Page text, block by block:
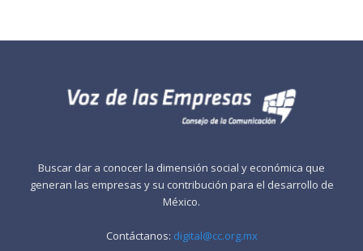
Buscar dar a conocer la dimensión social y económica que
generan las empresas y su contribución para el desarrollo de
México.
Contáctanos: digital@cc.org.mx